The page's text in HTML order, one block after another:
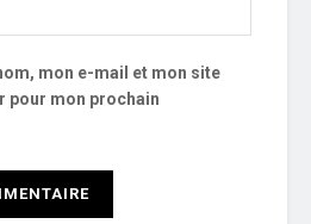
mon e-mail et mon site
pour mon prochain